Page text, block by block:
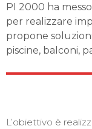
PI 2000 ha
per realizzare
propone
piscine, balconi,
L’obiettivo è